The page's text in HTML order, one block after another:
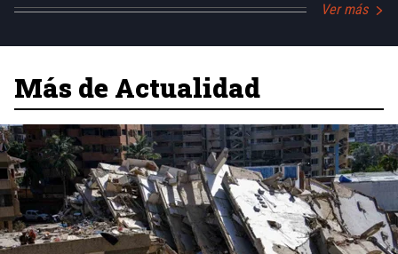
Ver más
Más de Actualidad